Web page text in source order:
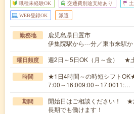
職種未経験OK 交通費別途支給あり
WEB登録OK 派遣
勤務地
鹿児島県日置市
伊集院駅から---分／東市来駅
曜日頻度 週2日～5日OK（月～金） ★
時間
★1日4時間～の時短シフト
7:00～16:009:00～17:0011:…
期間
開始日はご相談ください！
長期でも働けます！